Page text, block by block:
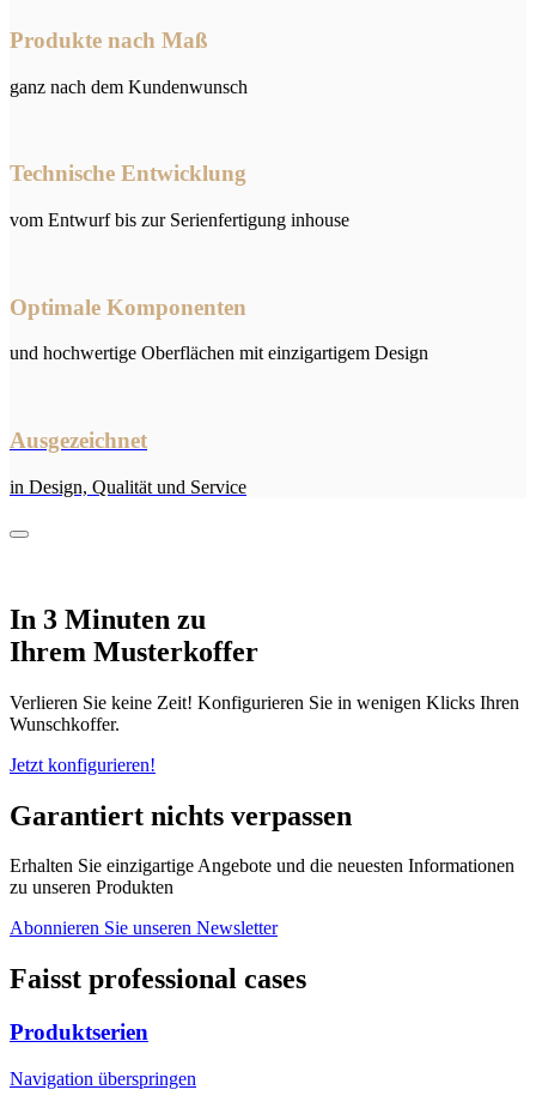
Produkte nach Maß
ganz nach dem Kundenwunsch
Technische Entwicklung
vom Entwurf bis zur Serienfertigung inhouse
Optimale Komponenten
und hochwertige Oberflächen mit einzigartigem Design
Ausgezeichnet
in Design, Qualität und Service
In 3 Minuten zu
Ihrem Musterkoffer
Verlieren Sie keine Zeit! Konfigurieren Sie in wenigen Klicks Ihren
Wunschkoffer.
Jetzt konfigurieren!
Garantiert nichts verpassen
Erhalten Sie einzigartige Angebote und die neuesten Informationen
zu unseren Produkten
Abonnieren Sie unseren Newsletter
Faisst professional cases
Produktserien
Navigation überspringen